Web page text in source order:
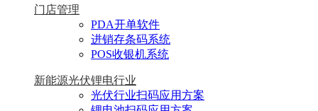
门店管理
PDA开单软件
进销存条码系统
POS收银机系统
新能源光伏锂电行业
光伏行业扫码应用方案